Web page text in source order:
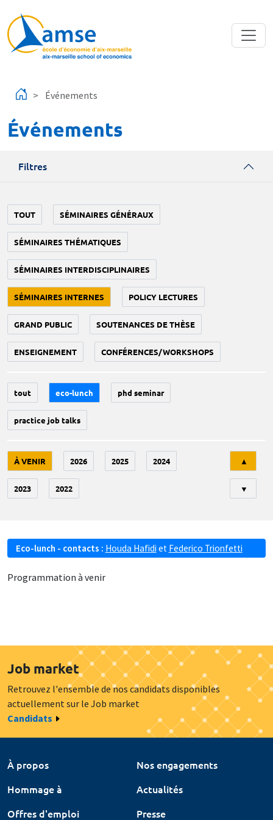
Événements
Événements
Filtres
TOUT SÉMINAIRES GÉNÉRAUX
SÉMINAIRES THÉMATIQUES
SÉMINAIRES INTERDISCIPLINAIRES
SÉMINAIRES INTERNES POLICY LECTURES
GRAND PUBLIC SOUTENANCES DE THÈSE
ENSEIGNEMENT CONFÉRENCES/WORKSHOPS
tout eco-lunch phd seminar
practice job talks
À VENIR 2026 2025 2024
2023 2022
▲
▼
Eco-lunch - contacts : Houda Hafidi et Federico Trionfetti
Programmation à venir
Job market
Retrouvez l'ensemble de nos candidats disponibles
actuellement sur le Job market
Candidats
À propos
Nos engagements
Hommage à
Actualités
Offres d'emploi
Presse